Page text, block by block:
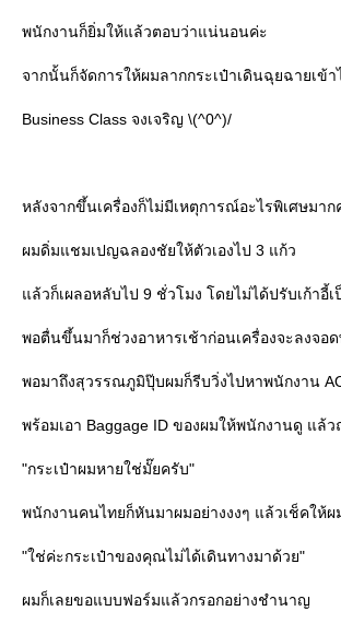
พนักงานก็ยิ่มให้แล้วตอบว่าแน่นอนค่ะ
จากนั้นก็จัดการให้ผมลากกระเป๋าเดินฉุยฉายเข้
Business Class จงเจริญ \(^0^)/
หลังจากขึ้นเครื่องก็ไม่มีเหตุการณ์อะไรพิเศษมาก
ผมดิ่มแชมเปญฉลองชัยให้ตัวเองไป 3 แก้ว
ล้วก็เผลอหลับไป 9 ชั่วโมง โดยไม่ได้ปรับเก้าอี้เ
พอตื่นขึ้นมาก็ช่วงอาหารเช้าก่อนเครื่องจะลงจอ
พอมาถึงสุวรรณภูมิปุ๊บผมก็รีบวิ่งไปหาพนักงาน
พร้อมเอา Baggage ID ของผมให้พนักงานดู แล้ว
"กระเป๋าผมหายใช่มั๊ยครับ"
พนักงานคนไทยก็หันมาผมอย่างงงๆ แล้วเช็คให้ผ
"ใช่ค่ะกระเป๋าของคุณไม่ได้เดินทางมาด้วย"
ผมก็เลยขอแบบฟอร์มแล้วกรอกอย่างชำนาญ